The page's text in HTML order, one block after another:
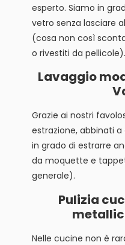
esperto. Siamo in
vetro senza lasciare
(cosa non così
o rivestiti da pellicole).
Lavaggio
Grazie ai nostri
estrazione, abbinati
in grado di estrarre
da moquette e
generale).
Pulizia
Nelle cucine non è